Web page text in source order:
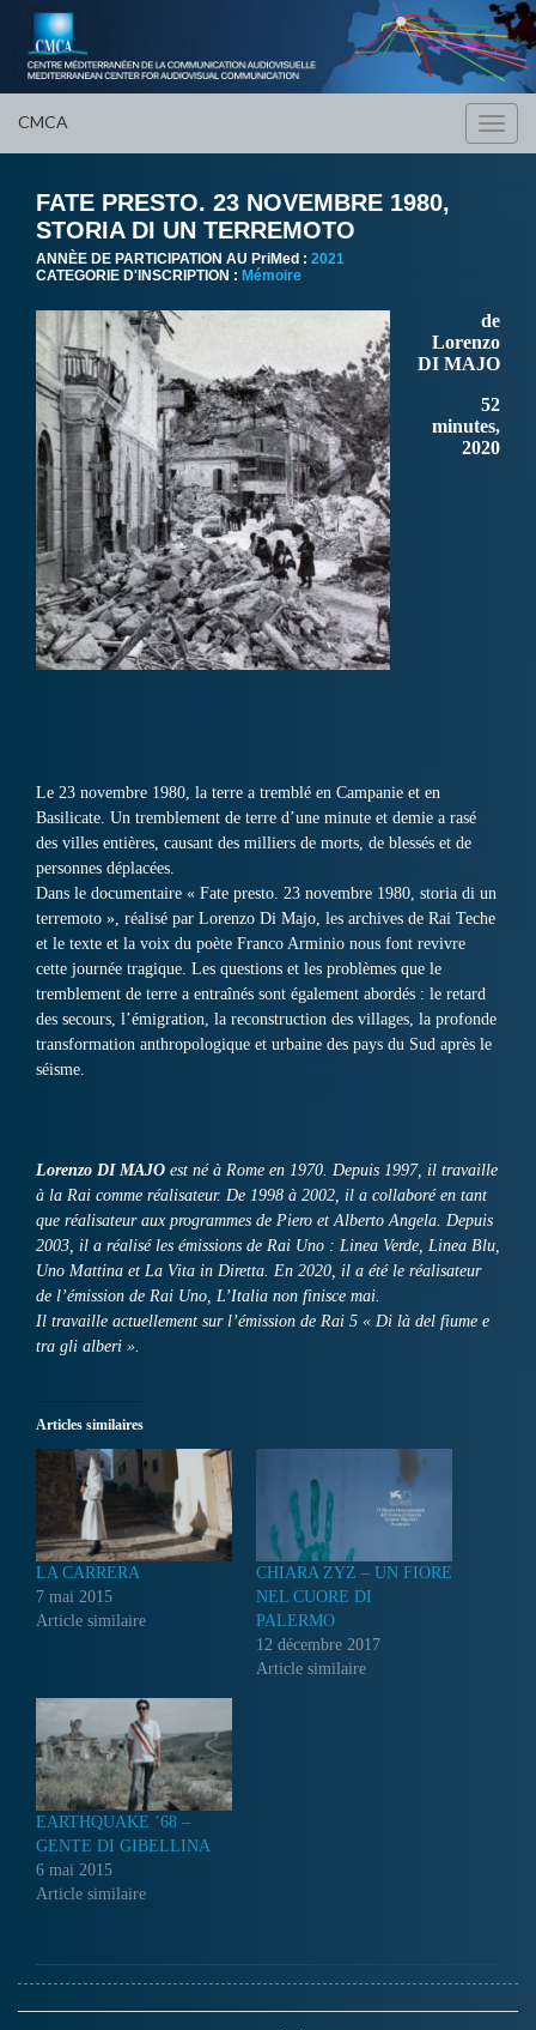
CMCA
FATE PRESTO. 23 NOVEMBRE 1980,
STORIA DI UN TERREMOTO
ANNÈE DE PARTICIPATION AU PriMed : 2021
CATEGORIE D'INSCRIPTION : Mémoire
de
Lorenzo
DI MAJO
52
minutes,
2020
Le 23 novembre 1980, la terre a tremblé en Campanie et en
Basilicate. Un tremblement de terre d’une minute et demie a rasé
des villes entières, causant des milliers de morts, de blessés et de
personnes déplacées.
Dans le documentaire « Fate presto. 23 novembre 1980, storia di un
terremoto », réalisé par Lorenzo Di Majo, les archives de Rai Teche
et le texte et la voix du poète Franco Arminio nous font revivre
cette journée tragique. Les questions et les problèmes que le
tremblement de terre a entraînés sont également abordés : le retard
des secours, l’émigration, la reconstruction des villages, la profonde
transformation anthropologique et urbaine des pays du Sud après le
séisme.
Lorenzo DI MAJO est né à Rome en 1970. Depuis 1997, il travaille
à la Rai comme réalisateur. De 1998 à 2002, il a collaboré en tant
que réalisateur aux programmes de Piero et Alberto Angela. Depuis
2003, il a réalisé les émissions de Rai Uno : Linea Verde, Linea Blu,
Uno Mattina et La Vita in Diretta. En 2020, il a été le réalisateur
de l’émission de Rai Uno, L’Italia non finisce mai.
Il travaille actuellement sur l’émission de Rai 5 « Di là del fiume e
tra gli alberi ».
Articles similaires
LA CARRERA
7 mai 2015
Article similaire
CHIARA ZYZ – UN FIORE
NEL CUORE DI
PALERMO
12 décembre 2017
Article similaire
EARTHQUAKE ’68 –
GENTE DI GIBELLINA
6 mai 2015
Article similaire